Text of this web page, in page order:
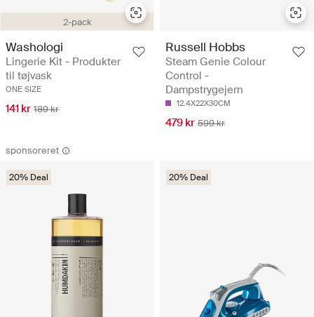
2-pack
Washologi
Lingerie Kit - Produkter
til tøjvask
ONE SIZE
141 kr 189 kr
Russell Hobbs
Steam Genie Colour
Control -
Dampstrygejern
12.4X22X30CM
479 kr 599 kr
sponsoreret
20% Deal 20% Deal